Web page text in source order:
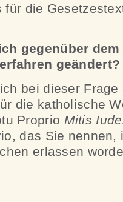
für die
gegenüber
geändert?
bei dieser
die katholische
Proprio Mitis
das Sie
erlassen